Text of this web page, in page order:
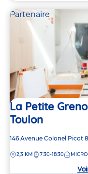
Partenaire
La Petite
Toulon
Adresse
la
146 Avenue Colonel Picot
DISTANCE
2,3 KM 7:30-18:30